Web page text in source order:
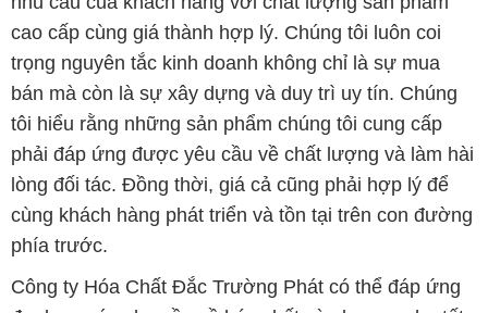
cao cấp cùng giá thành hợp lý. Chúng tôi luôn coi
trọng nguyên tắc kinh doanh không chỉ là sự mua
bán mà còn là sự xây dựng và duy trì uy tín. Chúng
tôi hiểu rằng những sản phẩm chúng tôi cung cấp
phải đáp ứng được yêu cầu về chất lượng và làm hài
lòng đối tác. Đồng thời, giá cả cũng phải hợp lý để
cùng khách hàng phát triển và tồn tại trên con đường
phía trước.
Công ty Hóa Chất Đắc Trường Phát có thể đáp ứng